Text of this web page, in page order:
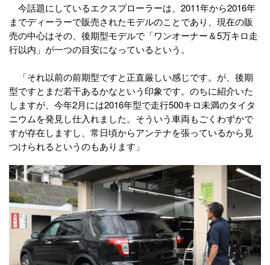
今話題にしているエクスプローラーは、2011年から2016年
までディーラーで販売されたモデルのことであり、現在の販
売の中心はその、後期型モデルで「ワンオーナー＆5万キロ走
行以内」が一つの目安になっているという。
「それ以前の前期型ですと正直厳しい感じです。が、後期
型ですとまだ若干あるかなという印象です。のちに紹介いた
しますが、今年2月には2016年型で走行500キロ未満のタイタ
ニウムを発見し仕入れました。そういう車両もごくわずかで
すが存在しますし、常日頃からアンテナを張っているから見
つけられるというのもあります」